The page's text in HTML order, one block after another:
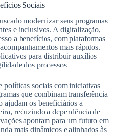
Sociais
modernizar seus programas
e inclusivos. A digitalização,
a benefícios, com plataformas
mais rápidos.
para distribuir auxílios
dos processos.
políticas sociais com iniciativas
que combinam transferência
ajudam os beneficiários a
reduzindo a dependência de
apontam para um futuro em
mais dinâmicos e alinhados às